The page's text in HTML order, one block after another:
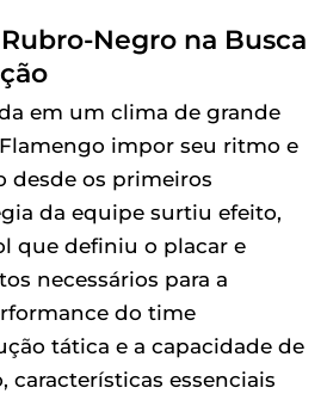
Negro na Busca
em um clima de grande
impor seu ritmo e
desde os primeiros
da equipe surtiu efeito,
que definiu o placar e
necessários para a
do time
tática e a capacidade de
características essenciais